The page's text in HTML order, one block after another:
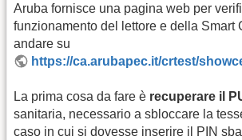
Aruba fornisce una pagina web per
funzionamento del lettore e della Smart
andare su
https://ca.arubapec.it/crtest/
La prima cosa da fare è recuperare il
sanitaria, necessario a sbloccare la
caso in cui si dovesse inserire il PIN